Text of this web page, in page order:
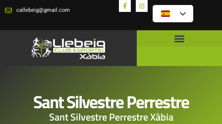
callebeig@gmail.com
Sant Silvestre Perrestre
Sant Silvestre Perrestre Xàbia